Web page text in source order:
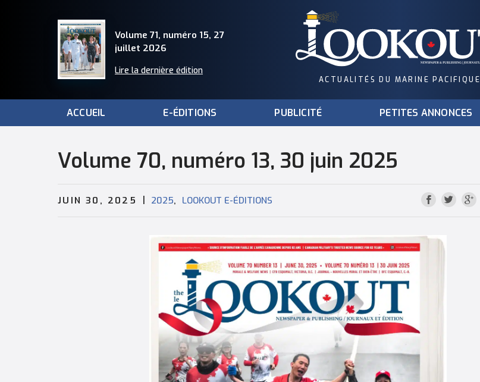
Volume 71, numéro 15, 27
juillet 2026
Lire la dernière édition
ACTUALITÉS DU MARINE PACIFIQUE
ACCUEIL E-ÉDITIONS PUBLICITÉ PETITES ANNONCES
Volume 70, numéro 13, 30 juin 2025
JUIN 30, 2025 | 2025, LOOKOUT E-ÉDITIONS